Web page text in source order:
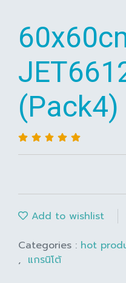
(Pack4)
Add to wishlist
Categories : hot
, แกรนิโต้